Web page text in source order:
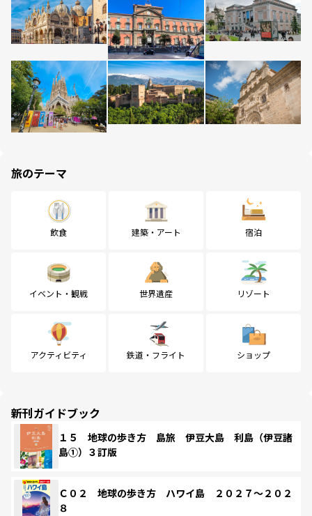
旅のテーマ
飲食 建築・アート 宿泊
イベント・観戦 世界遺産 リゾート
アクティビティ 鉄道・フライト ショップ
新刊ガイドブック
１５ 地球の歩き方 島旅 伊豆大島 利島（伊豆諸
島①）３訂版
Ｃ０２ 地球の歩き方 ハワイ島 ２０２７～２０２
８